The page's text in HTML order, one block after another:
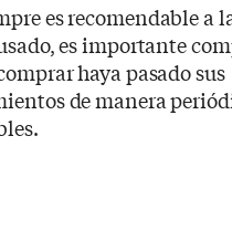
es recomendable a
es importante
haya pasado sus
de manera